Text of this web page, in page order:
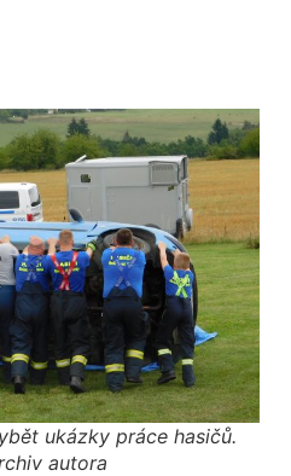
ukázky práce hasičů.
autora